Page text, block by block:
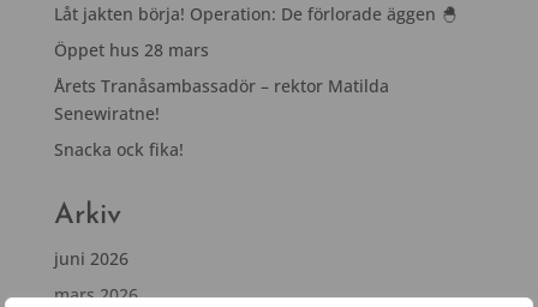
Låt jakten börja! Operation: De förlorade äggen 🐣
Öppet hus 28 mars
Årets Tranåsambassadör – rektor Matilda
Senewiratne!
Snacka ock fika!
Arkiv
juni 2026
mars 2026